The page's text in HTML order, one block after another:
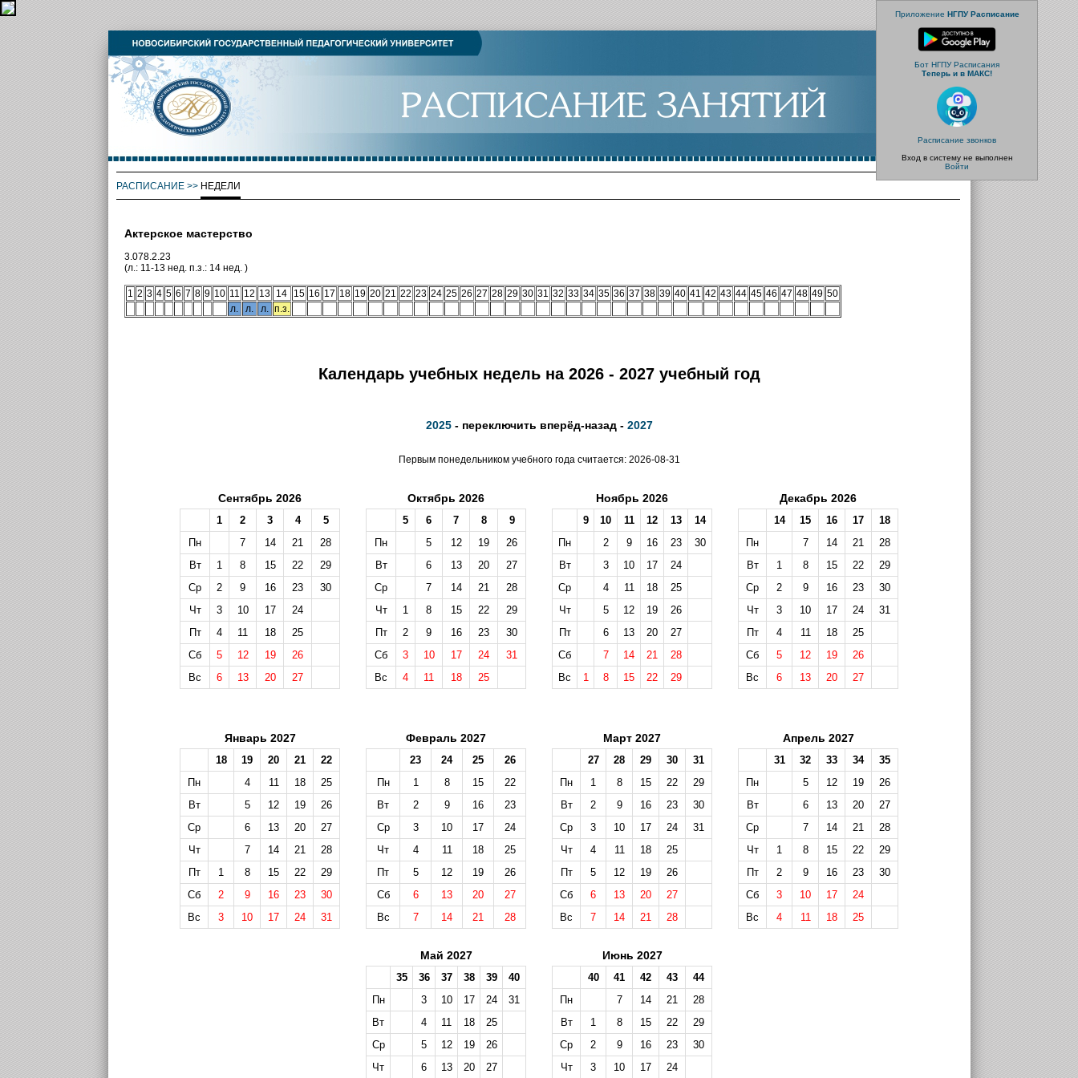
Приложение НГПУ Расписание
Бот НГПУ Расписания
Теперь и в МАКС!
Расписание звонков
Вход в систему не выполнен
Войти
РАСПИСАНИЕ>> НЕДЕЛИ
Актерское мастерство
3.078.2.23
(л.: 11-13 нед. п.з.: 14 нед. )
1 2 3 4 5 6 7 8 9 10 11 12 13 14 15 16 17 18 19 20 21 22 23 24 25 26 27 28 29 30 31 32 33 34 35 36 37 38 39 40 41 42 43 44 45 46 47 48 49 50
л.
л. л. п.з.
Календарь учебных недель на 2026 - 2027 учебный год
2025- переключить вперёд-назад - 2027
Первым понедельником учебного года считается: 2026-08-31
Сентябрь 2026
1 2 3 4
5
Пн
7 14 21
28
Вт
1 8 15 22
29
Ср
2 9 16 23
30
Чт
3 10 17
24
Пт
4 11 18
25
Сб
5 12 19
26
Вс
6 13 20 27
Октябрь 2026
5 6 7 8
9
Пн
5 12 19
26
Вт
6 13 20
27
Ср
7 14 21
28
Чт
1 8 15 22
29
Пт
2 9 16 23
30
Сб
3 10 17 24
31
Вс
4 11 18 25
Ноябрь 2026
9 10 11 12 13
14
Пн
2 9 16 23
30
Вт
3 10 17
24
Ср
4 11 18
25
Чт
5 12 19
26
Пт
6 13 20
27
Сб
7 14 21
28
Вс
1 8 15 22 29
Декабрь 2026
14 15 16 17
18
Пн
7 14 21
28
Вт
1 8 15 22
29
Ср
2 9 16 23
30
Чт
3 10 17 24
31
Пт
4 11 18
25
Сб
5 12 19
26
Вс
6 13 20 27
Январь 2027
18 19 20 21
22
Пн
4 11 18
25
Вт
5 12 19
26
Ср
6 13 20
27
Чт
7 14 21
28
Пт
1 8 15 22
29
Сб
2 9 16 23
30
Вс
3 10 17 24 31
Февраль 2027
23 24 25
26
Пн
1 8 15
22
Вт
2 9 16
23
Ср
3 10 17
24
Чт
4 11 18
25
Пт
5 12 19
26
Сб
6 13 20
27
Вс
7 14 21 28
Март 2027
27 28 29 30
31
Пн
1 8 15 22
29
Вт
2 9 16 23
30
Ср
3 10 17 24
31
Чт
4 11 18
25
Пт
5 12 19
26
Сб
6 13 20
27
Вс
7 14 21 28
Апрель 2027
31 32 33 34
35
Пн
5 12 19
26
Вт
6 13 20
27
Ср
7 14 21
28
Чт
1 8 15 22
29
Пт
2 9 16 23
30
Сб
3 10 17
24
Вс
4 11 18 25
Май 2027
35 36 37 38 39
40
Пн
3 10 17 24
31
Вт
4 11 18
25
Ср
5 12 19
26
Чт
6 13 20 27
Июнь 2027
40 41 42 43
44
Пн
7 14 21
28
Вт
1 8 15 22
29
Ср
2 9 16 23
30
Чт
3 10 17 24